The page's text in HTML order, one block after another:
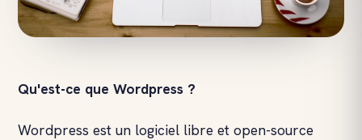
Qu'est-ce que Wordpress ?
Wordpress est un logiciel libre et open-source